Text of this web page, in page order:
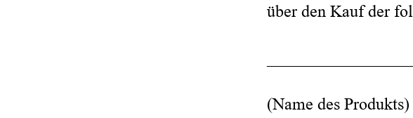
über den Kauf der
(Name des Produkts)